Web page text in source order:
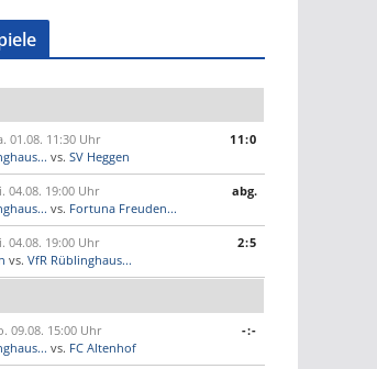
01.08. 11:30 Uhr
vs. SV Heggen
11:0
04.08. 19:00 Uhr
vs. Fortuna Freuden...
abg.
04.08. 19:00 Uhr
vs. VfR Rüblinghaus...
2:5
09.08. 15:00 Uhr
vs. FC Altenhof
-:-